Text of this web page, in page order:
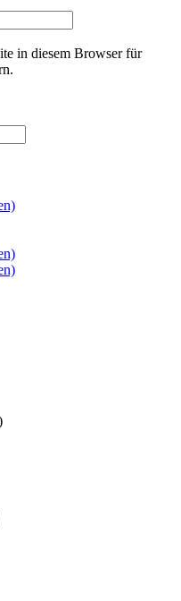
in diesem Browser für